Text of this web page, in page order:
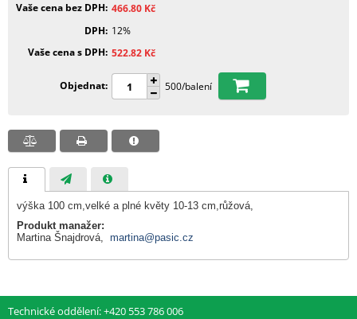
Vaše cena bez DPH 466.80 Kč
DPH 12%
Vaše cena s DPH 522.82 Kč
Objednat 500/balení
výška 100 cm,velké a plné květy 10-13 cm,růžová,
Produkt manažer:
Martina Šnajdrová, martina@pasic.cz
Technické oddělení: +420 553 786 006